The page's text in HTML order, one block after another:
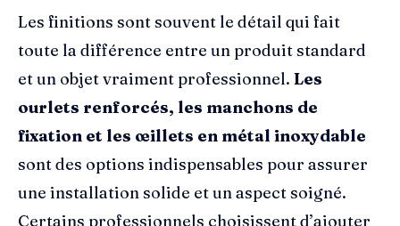
Les finitions sont souvent le détail qui fait
toute la différence entre un produit standard
et un objet vraiment professionnel. Les
ourlets renforcés, les manchons de
fixation et les œillets en métal inoxydable
sont des options indispensables pour assurer
une installation solide et un aspect soigné.
Certains professionnels choisissent d’ajouter